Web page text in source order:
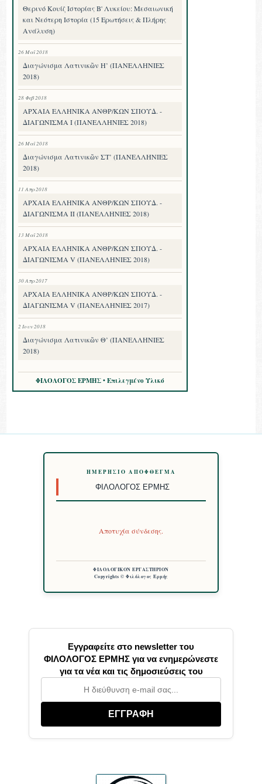
Θερινό Κουίζ Ιστορίας Β' Λυκείου: Μεσαιωνική
και Νεότερη Ιστορία (15 Ερωτήσεις & Πλήρης
Ανάλυση)
26 Μαΐ 2018
Διαγώνισμα Λατινικῶν Η’ (ΠΑΝΕΛΛΗΝΙΕΣ
2018)
28 Φεβ 2018
ΑΡΧΑΙΑ ΕΛΛΗΝΙΚΑ ΑΝΘΡ/ΚΩΝ ΣΠΟΥΔ. -
ΔΙΑΓΩΝΙΣΜΑ I (ΠΑΝΕΛΛΗΝΙΕΣ 2018)
26 Μαΐ 2018
Διαγώνισμα Λατινικῶν ΣΤ’ (ΠΑΝΕΛΛΗΝΙΕΣ
2018)
11 Απρ 2018
ΑΡΧΑΙΑ ΕΛΛΗΝΙΚΑ ΑΝΘΡ/ΚΩΝ ΣΠΟΥΔ. -
ΔΙΑΓΩΝΙΣΜΑ II (ΠΑΝΕΛΛΗΝΙΕΣ 2018)
13 Μαΐ 2018
ΑΡΧΑΙΑ ΕΛΛΗΝΙΚΑ ΑΝΘΡ/ΚΩΝ ΣΠΟΥΔ. -
ΔΙΑΓΩΝΙΣΜΑ V (ΠΑΝΕΛΛΗΝΙΕΣ 2018)
30 Απρ 2017
ΑΡΧΑΙΑ ΕΛΛΗΝΙΚΑ ΑΝΘΡ/ΚΩΝ ΣΠΟΥΔ. -
ΔΙΑΓΩΝΙΣΜΑ V (ΠΑΝΕΛΛΗΝΙΕΣ 2017)
2 Ιουν 2018
Διαγώνισμα Λατινικῶν Θ’ (ΠΑΝΕΛΛΗΝΙΕΣ
2018)
ΦΙΛΟΛΟΓΟΣ ΕΡΜΗΣ • Επιλεγμένο Υλικό
ΗΜΕΡΉΣΙΟ ΑΠΌΦΘΕΓΜΑ
ΦΙΛΌΛΟΓΟΣ ΕΡΜΉΣ
Αποτυχία σύνδεσης.
ΦΙΛΟΛΟΓΙΚΟΝ ΕΡΓΑΣΤΗΡΙΟΝ
Copyrights © Φιλόλογος Ερμής
Εγγραφείτε στο newsletter του
ΦΙΛΟΛΟΓΟΣ ΕΡΜΗΣ για να ενημερώνεστε
για τα νέα και τις δημοσιεύσεις του
ΕΓΓΡΑΦΗ